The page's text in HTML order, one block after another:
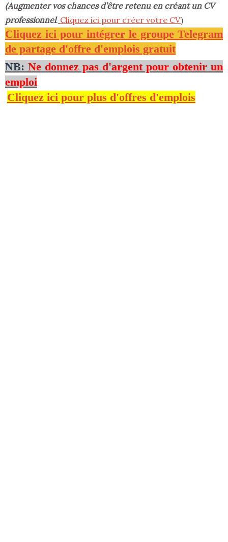
(Augmenter vos chances d’être retenu en créant un CV
professionnel. Cliquez ici pour créer votre CV)
Cliquez ici pour intégrer le groupe Telegram
de partage d'offre d'emplois gratuit
NB: Ne donnez pas d'argent pour obtenir un
emploi
Cliquez ici pour plus d'offres d'emplois